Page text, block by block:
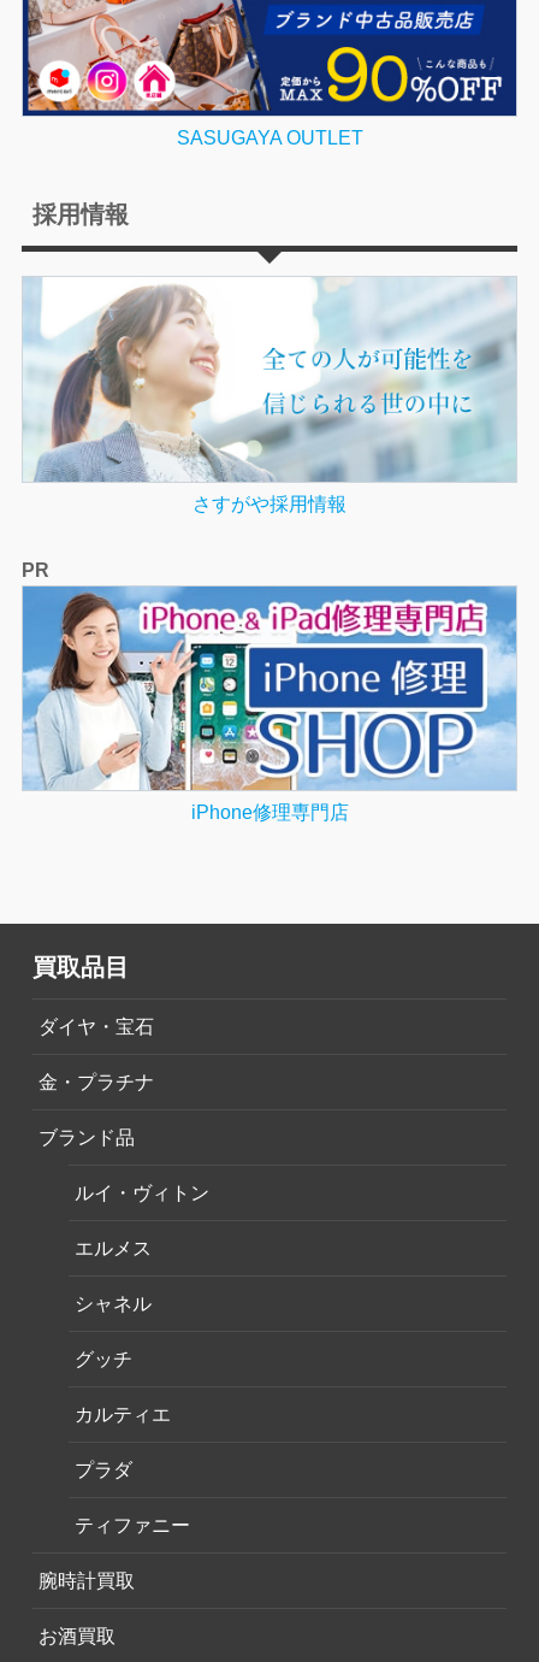
SASUGAYA OUTLET
採用情報
さすがや採用情報
PR
iPhone修理専門店
買取品目
ダイヤ・宝石
金・プラチナ
ブランド品
ルイ・ヴィトン
エルメス
シャネル
グッチ
カルティエ
プラダ
ティファニー
腕時計買取
お酒買取